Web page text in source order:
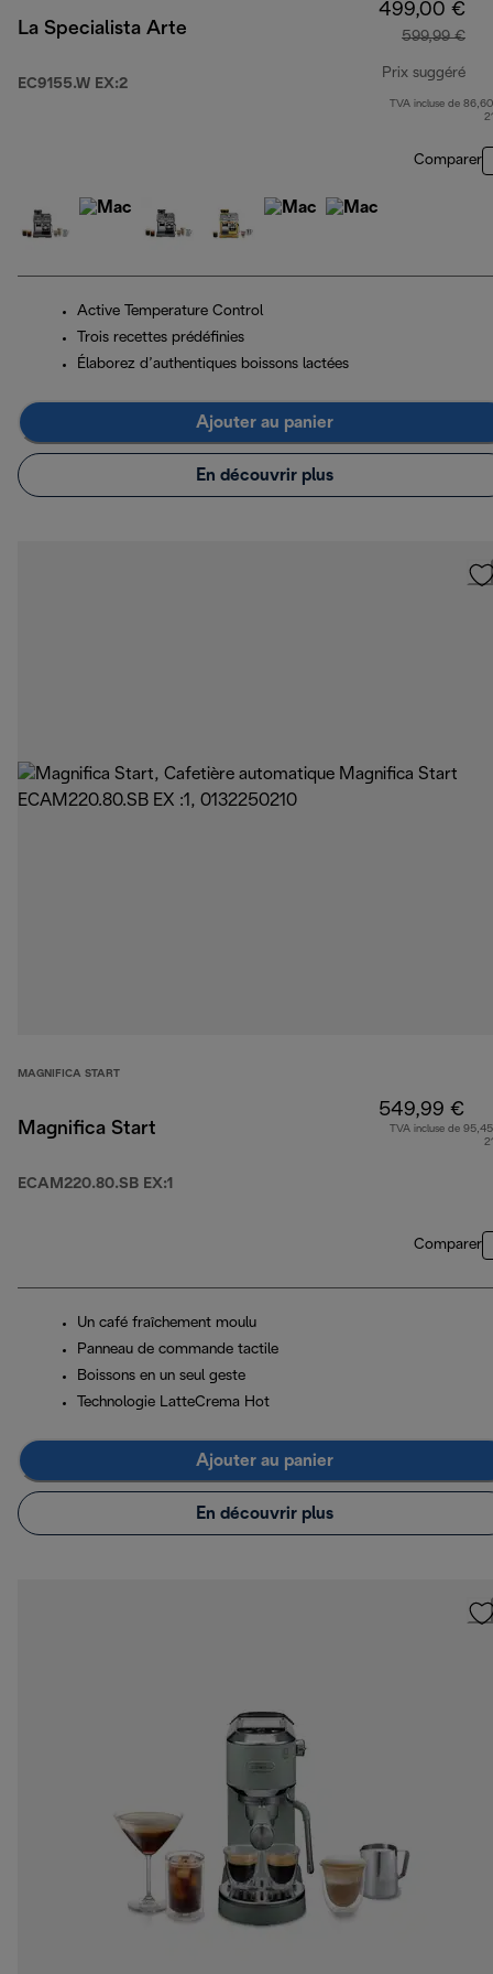
La Specialista Arte
EC9155.W EX:2
499,00 €
599,99 €
Prix suggéré
TVA incluse de
Comparer
Active Temperature Control
Trois recettes prédéfinies
Élaborez d’authentiques boissons lactées
Ajouter au panier
En découvrir plus
MAGNIFICA START
Magnifica Start
ECAM220.80.SB EX:1
549,99 €
TVA incluse de
Comparer
Un café fraîchement moulu
Panneau de commande tactile
Boissons en un seul geste
Technologie LatteCrema Hot
Ajouter au panier
En découvrir plus